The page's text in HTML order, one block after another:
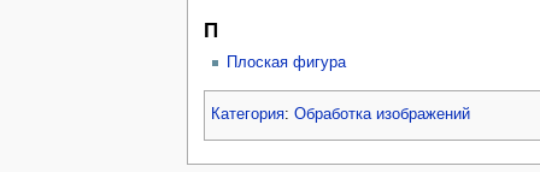
П
Плоская фигура
Категория: Обработка изображений